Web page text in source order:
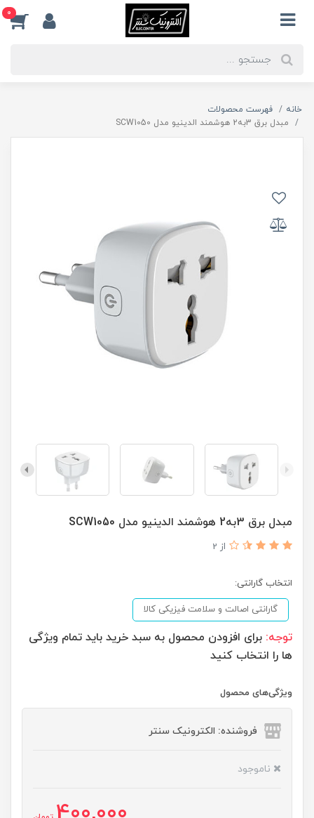
0
خانه
فهرست محصولات
مبدل برق 3به2 هوشمند الدینیو مدل SCW1050
مبدل برق 3به2 هوشمند الدینیو مدل SCW1050
از 2
انتخاب گارانتی:
گارانتی اصالت و سلامت فیزیکی کالا
توجه: برای افزودن محصول به سبد خرید باید تمام ویژگی
ها را انتخاب کنید
ویژگی‌های محصول
فروشنده: الکترونیک سنتر
ناموجود